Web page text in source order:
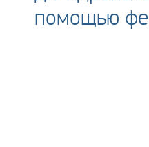
помощью